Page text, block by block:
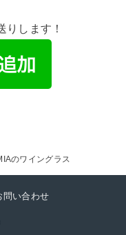
します！
のワイングラス
問い合わせ